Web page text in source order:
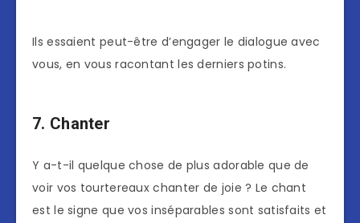
Ils essaient peut-être d’engager le dialogue avec
vous, en vous racontant les derniers potins.
7. Chanter
Y a-t-il quelque chose de plus adorable que de
voir vos tourtereaux chanter de joie ? Le chant
est le signe que vos inséparables sont satisfaits et